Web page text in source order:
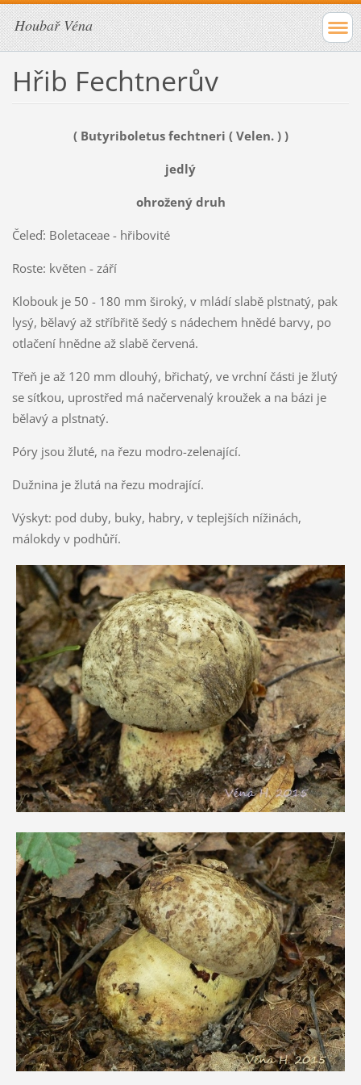
Houbař Véna
Hřib Fechtnerův
( Butyriboletus fechtneri ( Velen. ) )
jedlý
ohrožený druh
Čeleď: Boletaceae - hřibovité
Roste: květen - září
Klobouk je 50 - 180 mm široký, v mládí slabě plstnatý, pak
lysý, bělavý až stříbřitě šedý s nádechem hnědé barvy, po
otlačení hnědne až slabě červená.
Třeň je až 120 mm dlouhý, břichatý, ve vrchní části je žlutý
se síťkou, uprostřed má načervenalý kroužek a na bázi je
bělavý a plstnatý.
Póry jsou žluté, na řezu modro-zelenající.
Dužnina je žlutá na řezu modrající.
Výskyt: pod duby, buky, habry, v teplejších nížinách,
málokdy v podhůří.